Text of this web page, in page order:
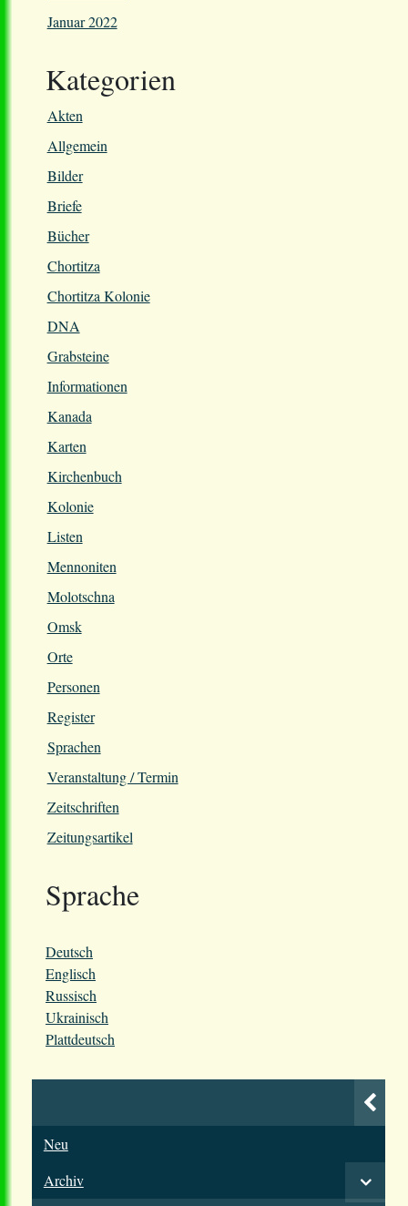
Januar 2022
Kategorien
Akten
Allgemein
Bilder
Briefe
Bücher
Chortitza
Chortitza Kolonie
DNA
Grabsteine
Informationen
Kanada
Karten
Kirchenbuch
Kolonie
Listen
Mennoniten
Molotschna
Omsk
Orte
Personen
Register
Sprachen
Veranstaltung / Termin
Zeitschriften
Zeitungsartikel
Sprache
Deutsch
Englisch
Russisch
Ukrainisch
Plattdeutsch
Neu
Archiv